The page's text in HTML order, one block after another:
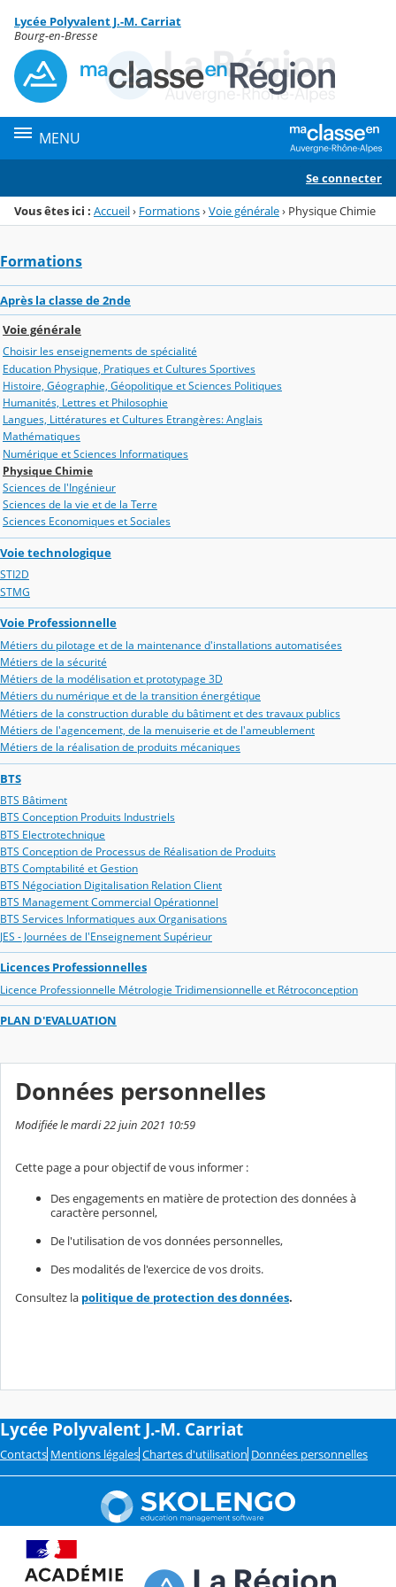
Menu de la rubrique
Contenu
Lycée Polyvalent J.-M. Carriat
Bourg-en-Bresse
MENU
Se connecter
Vous êtes ici : Accueil› Formations›Voie générale› Physique Chimie
Formations
Après la classe de 2nde
Voie générale
Choisir les enseignements de spécialité
Education Physique, Pratiques et Cultures Sportives
Histoire, Géographie, Géopolitique et Sciences Politiques
Humanités, Lettres et Philosophie
Langues, Littératures et Cultures Etrangères: Anglais
Mathématiques
Numérique et Sciences Informatiques
Physique Chimie
Sciences de l'Ingénieur
Sciences de la vie et de la Terre
Sciences Economiques et Sociales
Voie technologique
STI2D
STMG
Voie Professionnelle
Métiers du pilotage et de la maintenance d'installations automatisées
Métiers de la sécurité
Métiers de la modélisation et prototypage 3D
Métiers du numérique et de la transition énergétique
Métiers de la construction durable du bâtiment et des travaux publics
Métiers de l'agencement, de la menuiserie et de l'ameublement
Métiers de la réalisation de produits mécaniques
BTS
BTS Bâtiment
BTS Conception Produits Industriels
BTS Electrotechnique
BTS Conception de Processus de Réalisation de Produits
BTS Comptabilité et Gestion
BTS Négociation Digitalisation Relation Client
BTS Management Commercial Opérationnel
BTS Services Informatiques aux Organisations
JES - Journées de l'Enseignement Supérieur
Licences Professionnelles
Licence Professionnelle Métrologie Tridimensionnelle et Rétroconception
PLAN D'EVALUATION
Données personnelles
Modifiée le mardi 22 juin 2021 10:59
Cette page a pour objectif de vous informer :
Des engagements en matière de protection des données à
caractère personnel,
De l'utilisation de vos données personnelles,
Des modalités de l'exercice de vos droits.
Consultez la politique de protection des données.
Lycée Polyvalent J.-M. Carriat
Contacts Mentions légales Chartes d'utilisation Données personnelles